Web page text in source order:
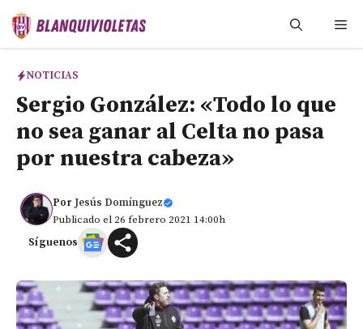
Saltar
NOTICIAS
Sergio González: «Todo lo que
no sea ganar al Celta no pasa
por nuestra cabeza»
Por Jesús Domínguez
Publicado el 26 febrero 2021 14:00h
Síguenos